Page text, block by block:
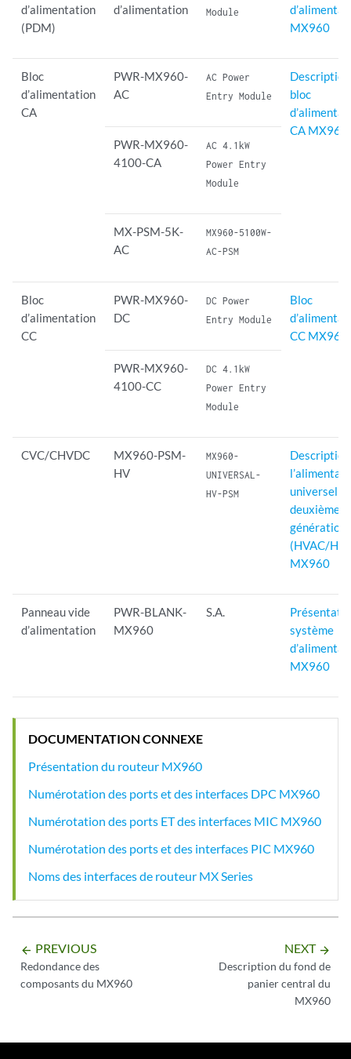
d’alimentation
(PDM)
d’alimentation
Module
MX960
Bloc
d’alimentation
CA
PWR-MX960-
AC
AC Power
Entry Module
bloc
CA MX960
PWR-MX960-
4100-CA
AC 4.1kW
Power Entry
Module
MX-PSM-5K-
AC
MX960-5100W-
AC-PSM
Bloc
d’alimentation
CC
PWR-MX960-
DC
DC Power
Entry Module
Bloc
CC MX960
PWR-MX960-
4100-CC
DC 4.1kW
Power Entry
Module
CVC/CHVDC
MX960-PSM-
HV
MX960-
UNIVERSAL-
HV-PSM
universelle
deuxième
génération
(HVAC/
MX960
Panneau vide
d’alimentation
PWR-BLANK-
MX960
S.A.
système
MX960
DOCUMENTATION CONNEXE
Présentation du routeur MX960
Numérotation des ports et des interfaces DPC MX960
Numérotation des ports ET des interfaces MIC MX960
Numérotation des ports et des interfaces PIC MX960
Noms des interfaces de routeur MX Series
arrow_backward PREVIOUS
Redondance des
composants du MX960
NEXT arrow_forward
Description du fond de
panier central du
MX960